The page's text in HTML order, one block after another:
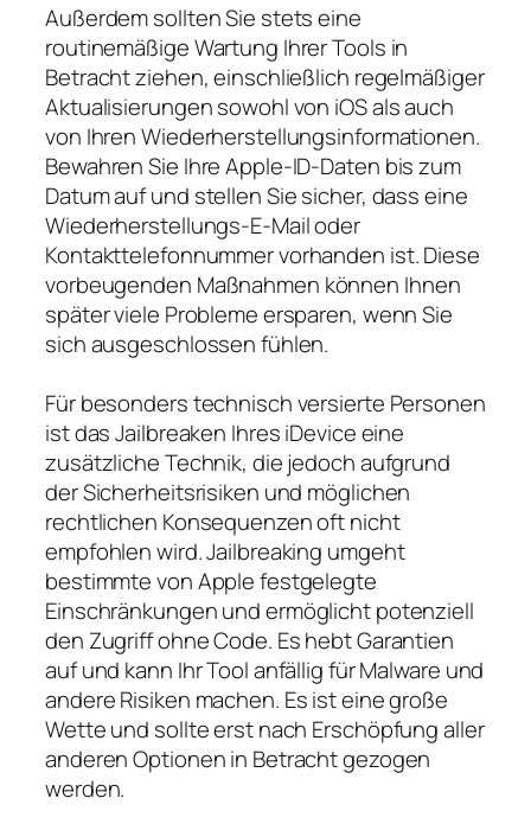
Außerdem sollten Sie stets eine
routinemäßige Wartung Ihrer Tools in
Betracht ziehen, einschließlich regelmäßiger
Aktualisierungen sowohl von iOS als auch
von Ihren Wiederherstellungsinformationen.
Bewahren Sie Ihre Apple-ID-Daten bis zum
Datum auf und stellen Sie sicher, dass eine
Wiederherstellungs-E-Mail oder
Kontakttelefonnummer vorhanden ist. Diese
vorbeugenden Maßnahmen können Ihnen
später viele Probleme ersparen, wenn Sie
sich ausgeschlossen fühlen.
Für besonders technisch versierte Personen
ist das Jailbreaken Ihres iDevice eine
zusätzliche Technik, die jedoch aufgrund
der Sicherheitsrisiken und möglichen
rechtlichen Konsequenzen oft nicht
empfohlen wird. Jailbreaking umgeht
bestimmte von Apple festgelegte
Einschränkungen und ermöglicht potenziell
den Zugriff ohne Code. Es hebt Garantien
auf und kann Ihr Tool anfällig für Malware und
andere Risiken machen. Es ist eine große
Wette und sollte erst nach Erschöpfung aller
anderen Optionen in Betracht gezogen
werden.